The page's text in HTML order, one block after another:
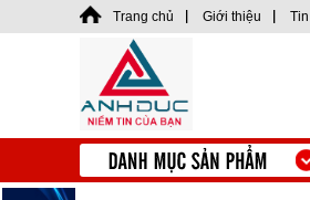
Trang chủ Giới thiệu